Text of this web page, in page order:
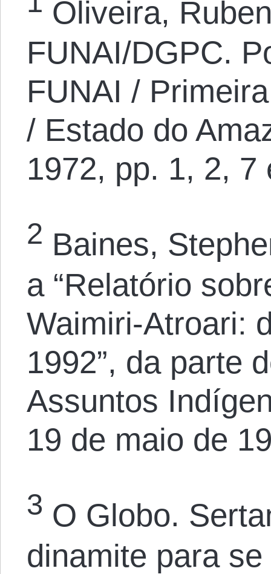
Oliveira,
FUNAI/DGPC.
FUNAI /
/ Estado do
1972, pp. 1, 2, 7
2 Baines,
a “Relatório
Waimiri-Atroari:
1992”, da parte
Assuntos
19 de maio de
3 O Globo.
dinamite para